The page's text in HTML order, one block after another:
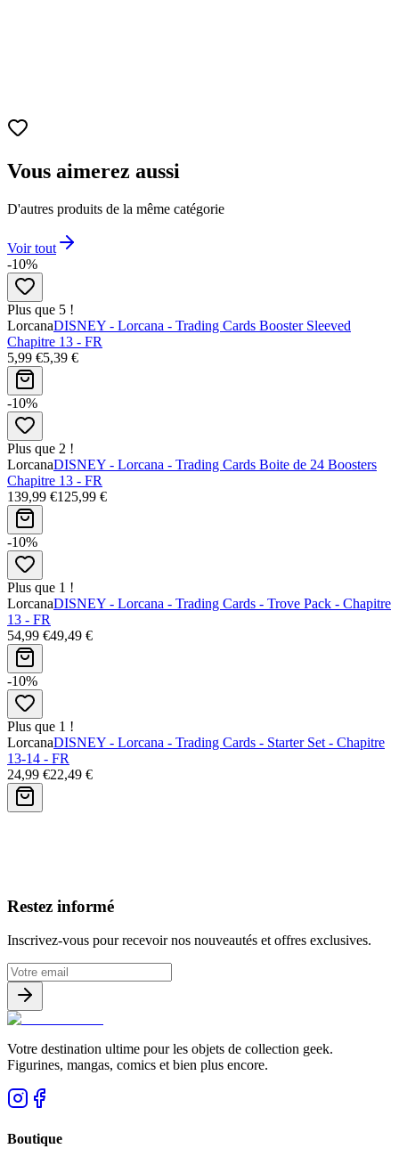
Vous aimerez aussi
D'autres produits de la même catégorie
Voir tout
-10%
Plus que 5 !
LorcanaDISNEY - Lorcana - Trading Cards Booster Sleeved
Chapitre 13 - FR
5,99 €5,39 €
-10%
Plus que 2 !
LorcanaDISNEY - Lorcana - Trading Cards Boite de 24 Boosters
Chapitre 13 - FR
139,99 €125,99 €
-10%
Plus que 1 !
LorcanaDISNEY - Lorcana - Trading Cards - Trove Pack - Chapitre
13 - FR
54,99 €49,49 €
-10%
Plus que 1 !
LorcanaDISNEY - Lorcana - Trading Cards - Starter Set - Chapitre
13-14 - FR
24,99 €22,49 €
Restez informé
Inscrivez-vous pour recevoir nos nouveautés et offres exclusives.
Votre destination ultime pour les objets de collection geek.
Figurines, mangas, comics et bien plus encore.
Boutique